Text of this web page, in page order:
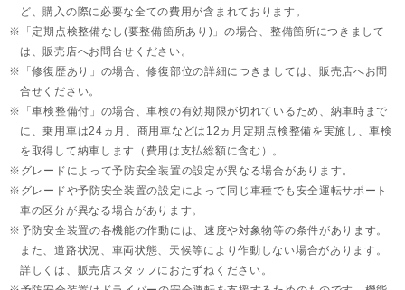
ど、購入の際に必要な全ての費用が含まれております。
「定期点検整備なし(要整備箇所あり)」の場合、整備箇所につきまして
は、販売店へお問合せください。
「修復歴あり」の場合、修復部位の詳細につきましては、販売店へお問
合せください。
「車検整備付」の場合、車検の有効期限が切れているため、納車時まで
に、乗用車は24ヵ月、 商用車などは12ヵ月定期点検整備を実施し、車検
を取得して納車します（費用は支払総額に含む）。
グレードによって予防安全装置の設定が異なる場合があります。
グレードや予防安全装置の設定によって同じ車種でも安全運転サポート
車の区分が異なる場合があります。
予防安全装置の各機能の作動には、速度や対象物等の条件があります。
また、道路状況、車両状態、天候等により作動しない場合があります。
詳しくは、販売店スタッフにおたずねください。